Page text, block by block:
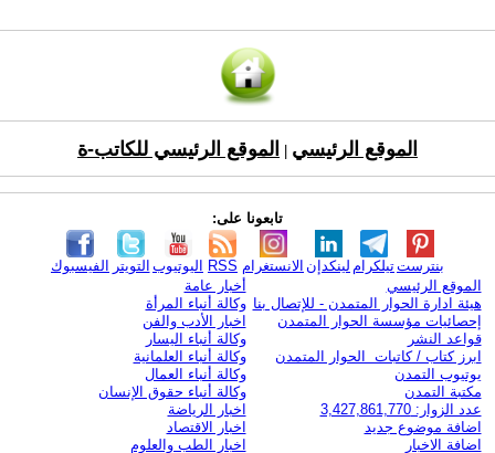
الموقع الرئيسي الموقع الرئيسي للكاتب-ة
تابعونا على:
الفيسبوك التويتر اليوتيوب RSS الانستغرام لينكدإن تيلكرامبنترست
الموقع الرئيسي
هيئة ادارة الحوار المتمدن - للإتصال بنا
إحصائيات مؤسسة الحوار المتمدن
قواعد النشر
ابرز كتاب / كاتبات الحوار المتمدن
يوتيوب التمدن
مكتبة التمدن
عدد الزوار: 3,427,861,770
اضافة موضوع جديد
اضافة الاخبار
أخبار عامة
وكالة أنباء المرأة
اخبار الأدب والفن
وكالة أنباء اليسار
وكالة أنباء العلمانية
وكالة أنباء العمال
وكالة أنباء حقوق الإنسان
اخبار الرياضة
اخبار الاقتصاد
اخبار الطب والعلوم